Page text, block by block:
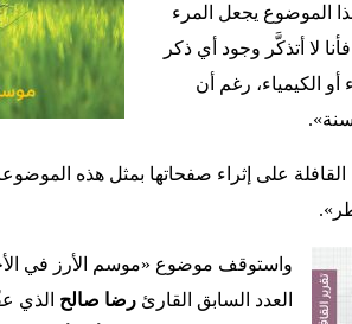
الموضوع يجعل المرء
لا أتذكَّر وجود أي ذكر
أو الكيمياء، رغم أن
على إثراء صفحاتها بمثل هذه
واستوقف موضوع «موسم الأرز في
العدد السابق القارئ رضا صالح الذي